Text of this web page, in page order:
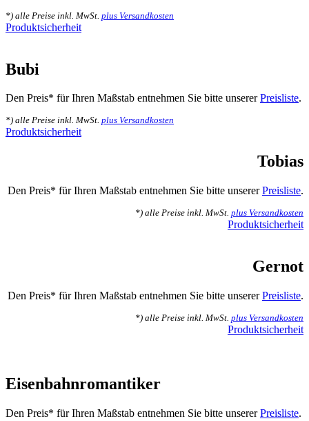
*) alle Preise inkl. MwSt. plus Versandkosten
Produktsicherheit
Bubi
Den Preis* für Ihren Maßstab entnehmen Sie bitte unsererPreisliste.
*) alle Preise inkl. MwSt. plus Versandkosten
Produktsicherheit
Tobias
Den Preis* für Ihren Maßstab entnehmen Sie bitte unsererPreisliste.
*) alle Preise inkl. MwSt. plus Versandkosten
Produktsicherheit
Gernot
Den Preis* für Ihren Maßstab entnehmen Sie bitte unsererPreisliste.
*) alle Preise inkl. MwSt. plus Versandkosten
Produktsicherheit
Eisenbahnromantiker
Den Preis* für Ihren Maßstab entnehmen Sie bitte unsererPreisliste.